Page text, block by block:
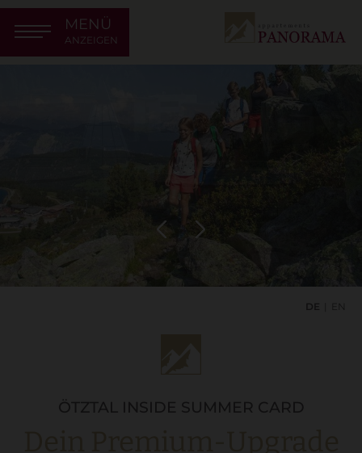
MENÜ
ANZEIGEN
DE EN
ÖTZTAL INSIDE SUMMER CARD